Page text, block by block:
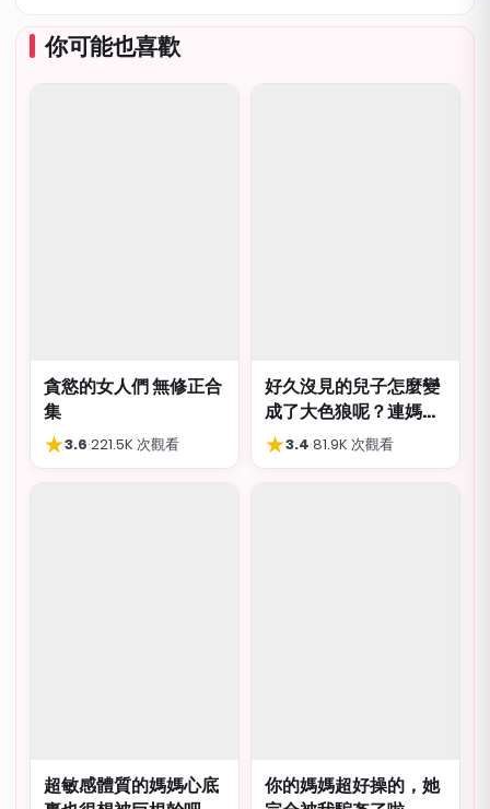
你可能也喜歡
貪慾的女人們 無修正合
集
★3.6·221.5K 次觀看
好久沒見的兒子怎麼變
成了大色狼呢？連媽媽
都想上？！
★3.4·81.9K 次觀看
超敏感體質的媽媽心底
你的媽媽超好操的，她